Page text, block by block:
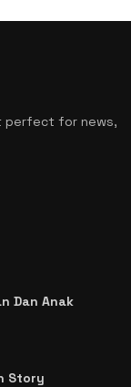
perfect for news,
Dan Anak
Story